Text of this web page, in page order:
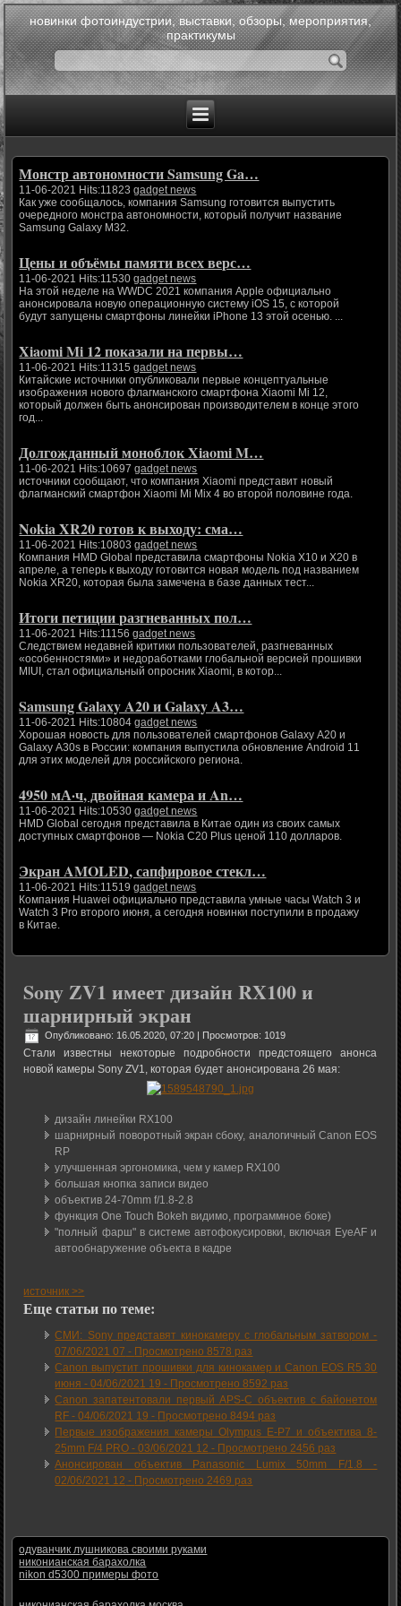
новинки фотоиндустрии, выставки, обзоры, мероприятия,
практикумы
Монстр автономности Samsung Ga…
11-06-2021 Hits:11823gadget news
Как уже сообщалось, компания Samsung готовится выпустить
очередного монстра автономности, который получит название
Samsung Galaxy M32.
Цены и объёмы памяти всех верс…
11-06-2021 Hits:11530gadget news
На этой неделе на WWDC 2021 компания Apple официально
анонсировала новую операционную систему iOS 15, с которой
будут запущены смартфоны линейки iPhone 13 этой осенью. ...
Xiaomi Mi 12 показали на первы…
11-06-2021 Hits:11315gadget news
Китайские источники опубликовали первые концептуальные
изображения нового флагманского смартфона Xiaomi Mi 12,
который должен быть анонсирован производителем в конце этого
год...
Долгожданный моноблок Xiaomi M…
11-06-2021 Hits:10697gadget news
источники сообщают, что компания Xiaomi представит новый
флагманский смартфон Xiaomi Mi Mix 4 во второй половине года.
Nokia XR20 готов к выходу: сма…
11-06-2021 Hits:10803gadget news
Компания HMD Global представила смартфоны Nokia X10 и X20 в
апреле, а теперь к выходу готовится новая модель под названием
Nokia XR20, которая была замечена в базе данных тест...
Итоги петиции разгневанных пол…
11-06-2021 Hits:11156gadget news
Следствием недавней критики пользователей, разгневанных
«особенностями» и недоработками глобальной версией прошивки
MIUI, стал официальный опросник Xiaomi, в котор...
Samsung Galaxy A20 и Galaxy A3…
11-06-2021 Hits:10804gadget news
Хорошая новость для пользователей смартфонов Galaxy A20 и
Galaxy A30s в России: компания выпустила обновление Android 11
для этих моделей для российского региона.
4950 мА·ч, двойная камера и An…
11-06-2021 Hits:10530gadget news
HMD Global сегодня представила в Китае один из своих самых
доступных смартфонов — Nokia C20 Plus ценой 110 долларов.
Экран AMOLED, сапфировое стекл…
11-06-2021 Hits:11519gadget news
Компания Huawei официально представила умные часы Watch 3 и
Watch 3 Pro второго июня, а сегодня новинки поступили в продажу
в Китае.
Sony ZV1 имеет дизайн RX100 и
шарнирный экран
Опубликовано: 16.05.2020, 07:20 | Просмотров: 1019
Стали известны некоторые подробности предстоящего анонса
новой камеры Sony ZV1, которая будет анонсирована 26 мая:
дизайн линейки RX100
шарнирный поворотный экран сбоку, аналогичный Canon EOS
RP
улучшенная эргономика, чем у камер RX100
большая кнопка записи видео
объектив 24-70mm f/1.8-2.8
функция One Touch Bokeh видимо, программное боке)
"полный фарш" в системе автофокусировки, включая EyeAF и
автообнаружение объекта в кадре
источник >>
Еще статьи по теме:
СМИ: Sony представят кинокамеру с глобальным затвором -
07/06/2021 07 - Просмотрено 8578 раз
Canon выпустит прошивки для кинокамер и Canon EOS R5 30
июня -04/06/2021 19 - Просмотрено 8592 раз
Canon запатентовали первый APS-C объектив с байонетом
RF -04/06/2021 19 - Просмотрено 8494 раз
Первые изображения камеры Olympus E-P7 и объектива 8-
25mm F/4 PRO -03/06/2021 12 - Просмотрено 2456 раз
Анонсирован объектив Panasonic Lumix 50mm F/1.8 -
02/06/2021 12 - Просмотрено 2469 раз
одуванчик лушникова своими руками
никонианская барахолка
nikon d5300 примеры фото